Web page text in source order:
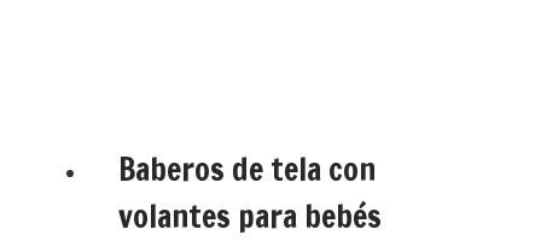
Baberos de tela con
volantes para bebés